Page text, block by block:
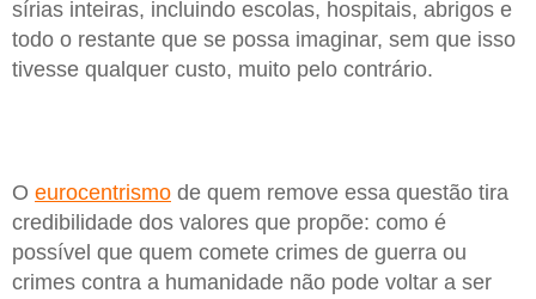
sírias inteiras, incluindo escolas, hospitais, abrigos e
todo o restante que se possa imaginar, sem que isso
tivesse qualquer custo, muito pelo contrário.
O eurocentrismo de quem remove essa questão tira
credibilidade dos valores que propõe: como é
possível que quem comete crimes de guerra ou
crimes contra a humanidade não pode voltar a ser